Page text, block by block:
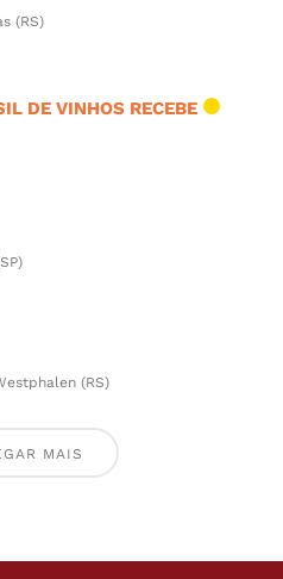
(RS)
DE VINHOS RECEBE
(RS)
MAIS